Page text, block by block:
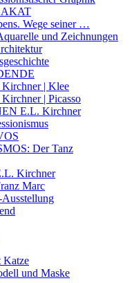
Wege seiner …
und Zeichnungen
| Klee
| Picasso
E.L. Kirchner
Der Tanz
Kirchner
Marc
Katze
und Maske